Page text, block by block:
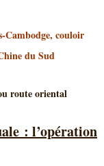
Cambodge, couloir
du Sud
route oriental
: l’opération